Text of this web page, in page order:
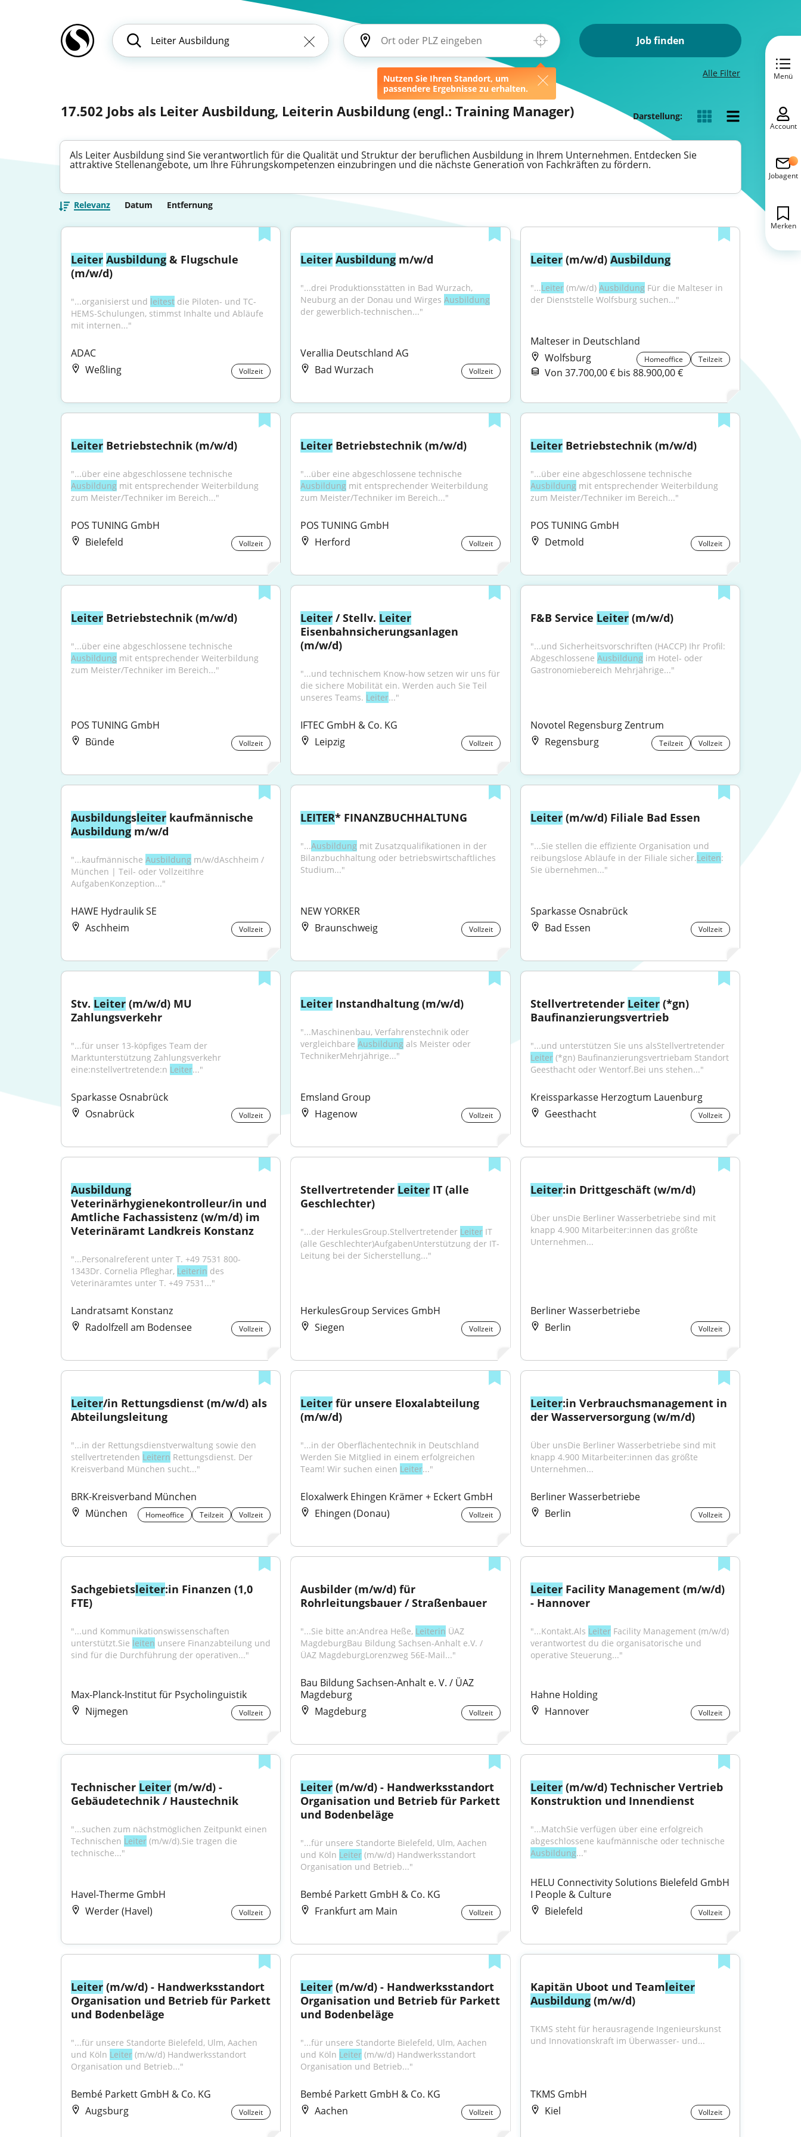
Nutzen Sie Ihren Standort, um
passendere Ergebnisse zu erhalten.
Job finden
Alle Filter
17.502 Jobs als Leiter Ausbildung, Leiterin Ausbildung (engl.: Training Manager) Darstellung:
Als Leiter Ausbildung sind Sie verantwortlich für die Qualität und Struktur der beruflichen Ausbildung in Ihrem Unternehmen. Entdecken Sie
attraktive Stellenangebote, um Ihre Führungskompetenzen einzubringen und die nächste Generation von Fachkräften zu fördern.
Relevanz Datum Entfernung
Leiter Ausbildung & Flugschule
(m/w/d)
"...organisierst und leitest die Piloten- und TC-
HEMS-Schulungen, stimmst Inhalte und Abläufe
mit internen..."
ADAC
Weßling
Vollzeit
Leiter Ausbildung m/w/d
"...drei Produktionsstätten in Bad Wurzach,
Neuburg an der Donau und Wirges Ausbildung
der gewerblich-technischen..."
Verallia Deutschland AG
Bad Wurzach
Vollzeit
Leiter (m/w/d) Ausbildung
"...Leiter (m/w/d) Ausbildung Für die Malteser in
der Dienststelle Wolfsburg suchen..."
Malteser in Deutschland
Wolfsburg
Homeoffice Teilzeit
Von 37.700,00 € bis 88.900,00 €
Leiter Betriebstechnik (m/w/d)
Ausbildung mit entsprechender Weiterbildung
zum Meister/Techniker im Bereich..."
POS TUNING GmbH
Bielefeld
Vollzeit
Leiter Betriebstechnik (m/w/d)
Ausbildung mit entsprechender Weiterbildung
zum Meister/Techniker im Bereich..."
POS TUNING GmbH
Herford
Vollzeit
Leiter Betriebstechnik (m/w/d)
Ausbildung mit entsprechender Weiterbildung
zum Meister/Techniker im Bereich..."
POS TUNING GmbH
Detmold
Vollzeit
Leiter Betriebstechnik (m/w/d)
Ausbildung mit entsprechender Weiterbildung
zum Meister/Techniker im Bereich..."
POS TUNING GmbH
Bünde
Vollzeit
Leiter / Stellv. Leiter
Eisenbahnsicherungsanlagen
(m/w/d)
"...und technischem Know-how setzen wir uns für
die sichere Mobilität ein. Werden auch Sie Teil
unseres Teams. Leiter..."
IFTEC GmbH & Co. KG
Leipzig
Vollzeit
F&B Service Leiter (m/w/d)
"...und Sicherheitsvorschriften (HACCP) Ihr Profil:
Abgeschlossene Ausbildung im Hotel- oder
Gastronomiebereich Mehrjährige..."
Novotel Regensburg Zentrum
Regensburg
Teilzeit Vollzeit
Ausbildungsleiter
Ausbildung m/w/d
"...kaufmännische Ausbildung m/w/dAschheim /
München | Teil- oder VollzeitIhre
AufgabenKonzeption..."
HAWE Hydraulik SE
Aschheim
Vollzeit
LEITER* FINANZBUCHHALTUNG
"...Ausbildung mit Zusatzqualifikationen in der
Bilanzbuchhaltung oder betriebswirtschaftliches
Studium..."
NEW YORKER
Braunschweig
Vollzeit
Leiter (m/w/d) Filiale Bad Essen
"...Sie stellen die effiziente Organisation und
reibungslose Abläufe in der Filiale sicher.Leiten:
Sie übernehmen..."
Sparkasse Osnabrück
Bad Essen
Vollzeit
Stv. Leiter (m/w/d) MU
Zahlungsverkehr
"...für unser 13-köpfiges Team der
Marktunterstützung Zahlungsverkehr
eine:nstellvertretende:n Leiter..."
Sparkasse Osnabrück
Osnabrück
Vollzeit
Leiter Instandhaltung (m/w/d)
"...Maschinenbau, Verfahrenstechnik oder
vergleichbare Ausbildung als Meister oder
TechnikerMehrjährige..."
Emsland Group
Hagenow
Vollzeit
Stellvertretender Leiter (*gn)
Baufinanzierungsvertrieb
"...und unterstützen Sie uns alsStellvertretender
Leiter (*gn) Baufinanzierungsvertriebam Standort
Geesthacht oder Wentorf.Bei uns stehen..."
Kreissparkasse Herzogtum Lauenburg
Geesthacht
Vollzeit
Ausbildung
Veterinärhygienekontrolleur/in und
Amtliche Fachassistenz (w/m/d) im
Veterinäramt Landkreis Konstanz
"...Personalreferent unter T. +49 7531 800-
1343Dr. Cornelia Pfleghar, Leiterin des
Veterinäramtes unter T. +49 7531..."
Landratsamt Konstanz
Radolfzell am Bodensee
Vollzeit
Stellvertretender Leiter IT (alle
Geschlechter)
"...der HerkulesGroup.Stellvertretender Leiter IT
(alle Geschlechter)AufgabenUnterstützung der IT-
Leitung bei der Sicherstellung..."
HerkulesGroup Services GmbH
Siegen
Vollzeit
Leiter:in Drittgeschäft (w/m/d)
Über unsDie Berliner Wasserbetriebe sind mit
knapp 4.900 Mitarbeiter:innen das größte
Unternehmen...
Berliner Wasserbetriebe
Berlin
Vollzeit
Leiter/in Rettungsdienst (m/w/d) als
Abteilungsleitung
"...in der Rettungsdienstverwaltung sowie den
stellvertretenden Leitern Rettungsdienst. Der
Kreisverband München sucht..."
BRK-Kreisverband München
München
Homeoffice Teilzeit Vollzeit
Leiter für unsere Eloxalabteilung
(m/w/d)
"...in der Oberflächentechnik in Deutschland
Werden Sie Mitglied in einem erfolgreichen
Team! Wir suchen einen Leiter..."
Eloxalwerk Ehingen Krämer + Eckert GmbH
Ehingen (Donau)
Vollzeit
Leiter:in Verbrauchsmanagement in
der Wasserversorgung (w/m/d)
Über unsDie Berliner Wasserbetriebe sind mit
knapp 4.900 Mitarbeiter:innen das größte
Unternehmen...
Berliner Wasserbetriebe
Berlin
Vollzeit
Sachgebiets­leiter:in Finanzen (1,0
FTE)
"...und Kommunikationswissenschaften
unterstützt.Sie leiten unsere Finanzabteilung und
sind für die Durchführung der operativen..."
Max-Planck-Institut für Psycholinguistik
Nijmegen
Vollzeit
Ausbilder (m/w/d) für
Rohrleitungsbauer / Straßenbauer
"...Sie bitte an:Andrea Heße, Leiterin ÜAZ
MagdeburgBau Bildung Sachsen-Anhalt e.V. /
ÜAZ MagdeburgLorenzweg 56E-Mail..."
Bau Bildung Sachsen-Anhalt e. V. / ÜAZ
Magdeburg
Magdeburg
Vollzeit
Leiter Facility Management (m/w/d)
- Hannover
"...Kontakt.Als Leiter Facility Management (m/w/d)
verantwortest du die organisatorische und
operative Steuerung..."
Hahne Holding
Hannover
Vollzeit
Technischer Leiter (m/w/d) -
Gebäudetechnik / Haustechnik
"...suchen zum nächstmöglichen Zeitpunkt einen
Technischen Leiter (m/w/d).Sie tragen die
technische..."
Havel-Therme GmbH
Werder (Havel)
Vollzeit
Leiter (m/w/d) - Handwerksstandort
Organisation und Betrieb für Parkett
und Bodenbeläge
"...für unsere Standorte Bielefeld, Ulm, Aachen
und Köln Leiter (m/w/d) Handwerksstandort
Organisation und Betrieb..."
Bembé Parkett GmbH & Co. KG
Frankfurt am Main
Vollzeit
Leiter (m/w/d) Technischer Vertrieb
Konstruktion und Innendienst
"...MatchSie verfügen über eine erfolgreich
Ausbildung..."
HELU Connectivity Solutions Bielefeld GmbH
I People & Culture
Bielefeld
Vollzeit
Leiter (m/w/d) - Handwerksstandort
Organisation und Betrieb für Parkett
und Bodenbeläge
"...für unsere Standorte Bielefeld, Ulm, Aachen
und Köln Leiter (m/w/d) Handwerksstandort
Organisation und Betrieb..."
Bembé Parkett GmbH & Co. KG
Augsburg
Vollzeit
Leiter (m/w/d) - Handwerksstandort
Organisation und Betrieb für Parkett
und Bodenbeläge
"...für unsere Standorte Bielefeld, Ulm, Aachen
und Köln Leiter (m/w/d) Handwerksstandort
Organisation und Betrieb..."
Bembé Parkett GmbH & Co. KG
Aachen
Vollzeit
Kapitän Uboot und Teamleiter
Ausbildung (m/w/d)
TKMS steht für herausragende Ingenieurskunst
und Innovationskraft im Überwasser- und...
TKMS GmbH
Kiel
Vollzeit
Menü
Account
Jobagent
Merken